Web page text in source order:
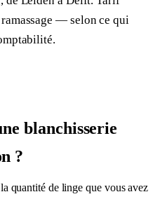
— selon ce qui
blanchisserie
?
quantité de linge que vous avez